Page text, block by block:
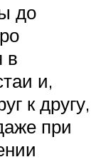
до
в
и,
к другу,
при